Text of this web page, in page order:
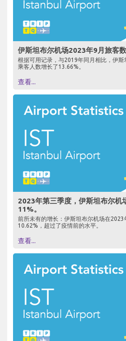
伊斯坦布尔机场2023年9月旅客
根据可用记录，与2019年同月相比，伊
乘客人数增长了13.66%。
查看...
2023年第三季度，伊斯坦布尔机
11%。
前所未有的增长：伊斯坦布尔机场在2023
10.62%，超过了疫情前的水平。
查看...